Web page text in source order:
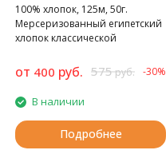
100% хлопок, 125м, 50г.
Мерсеризованный египетский
хлопок классической
характерным шелковистым
блеском.
от 400 руб. 575руб. -30%
В наличии
Подробнее